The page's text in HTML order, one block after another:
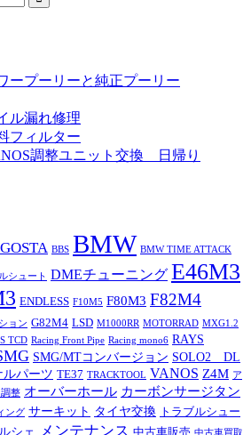
ープーリーと純正プーリー
ル漏れ修理
フィルター
調整ユニット交換 日帰り
BBS BMW BMW TIME ATTACK
シュート DMEチューニング E46M3
ENDLESS F10M5 F80M3 F82M4
ョン G82M4 LSD M1000RR MOTORRAD MXG1.2
TCD Racing Front Pipe Racing mono6 RAYS
SMG/MTコンバージョン SOLO2 DL
ルパーツ TE37 TRACKTOOL VANOS Z4M ア
整 オーバーホール カーボンサージタン
ング サーキット タイヤ交換 トラブルシュー
シェ メンテナンス 中古車販売 中古車買取